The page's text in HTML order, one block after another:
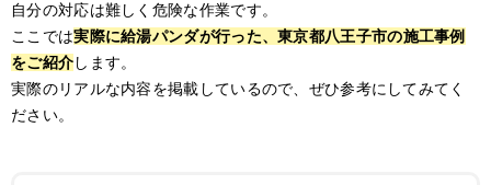
自分の対応は難しく危険な作業です。
ここでは実際に給湯パンダが行った、東京都八王子市の施工事例
をご紹介します。
実際のリアルな内容を掲載しているので、ぜひ参考にしてみてく
ださい。